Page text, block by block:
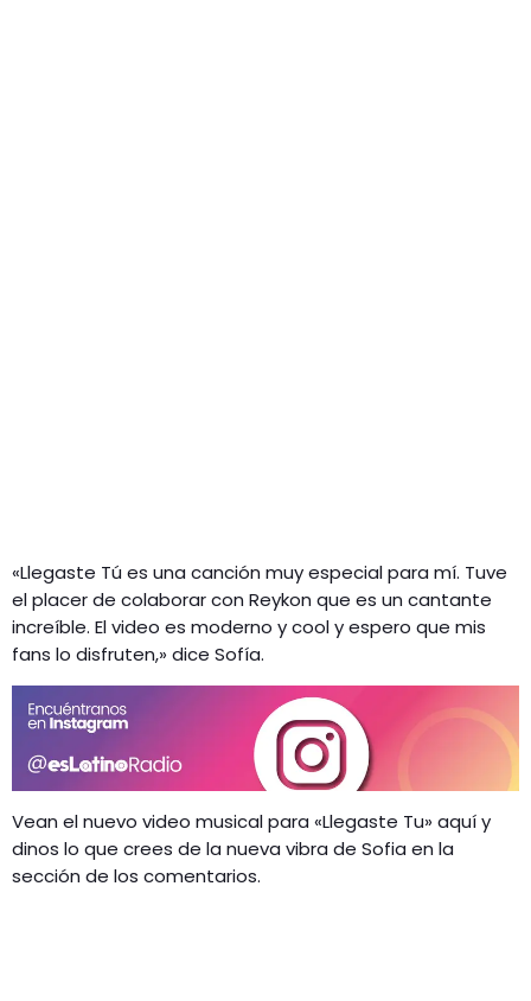
«Llegaste Tú es una canción muy especial para mí. Tuve
el placer de colaborar con Reykon que es un cantante
increíble. El video es moderno y cool y espero que mis
fans lo disfruten,» dice Sofía.
Vean el nuevo video musical para «Llegaste Tu» aquí y
dinos lo que crees de la nueva vibra de Sofia en la
sección de los comentarios.